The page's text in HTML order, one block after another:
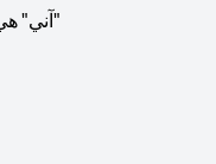
"آني"